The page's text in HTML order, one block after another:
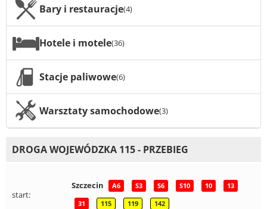
Bary i restauracje(4)
Hotele i motele(36)
Stacje paliwowe(6)
Warsztaty samochodowe(3)
DROGA WOJEWÓDZKA 115 - PRZEBIEG
start:
Szczecin A6 S3 S6 S10 10 13
31 115 119 142